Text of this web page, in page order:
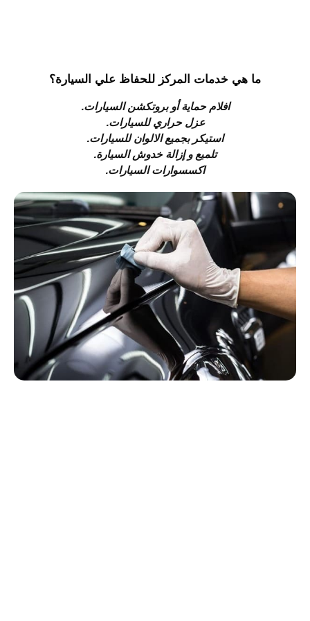
ما هي خدمات المركز للحفاظ علي السيارة؟
افلام حماية أو بروتكشن السيارات.
عزل حراري للسيارات.
استيكر بجميع الالوان للسيارات.
تلميع و إزالة خدوش السيارة.
اكسسوارات السيارات.